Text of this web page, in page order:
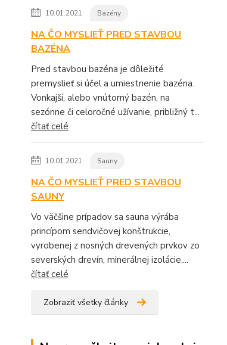
10.01.2021 Bazény
NA ČO MYSLIEŤ PRED STAVBOU
BAZÉNA
Pred stavbou bazéna je dôležité
premyslieť si účel a umiestnenie bazéna.
Vonkajší, alebo vnútorný bazén, na
sezónne či celoročné užívanie, približný t...
čítať celé
10.01.2021 Sauny
NA ČO MYSLIEŤ PRED STAVBOU
SAUNY
Vo väčšine prípadov sa sauna výrába
princípom sendvičovej konštrukcie,
vyrobenej z nosných drevených prvkov zo
severských drevín, minerálnej izolácie,...
čítať celé
Zobraziť všetky články